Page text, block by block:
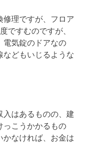
修理ですが、フロア
ですむのですが、
電気錠のドアなの
などもいじるような
入はあるものの、建
っこうかかるもの
かなければ、お金は